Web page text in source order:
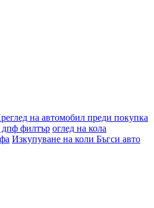
на автомобил преди покупка
дпф филтър оглед на кола
Изкупуване на коли Бъгси авто